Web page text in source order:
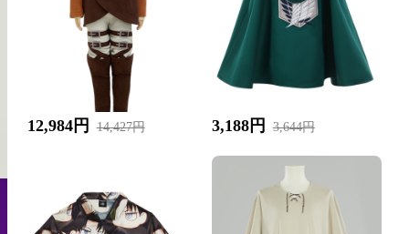
12,984円 14,427円 3,188円 3,644円